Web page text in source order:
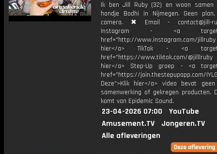
Ik ben Jill Ruby (32) en woon
hondje Bodhi in Nijmegen. Geen
camera. ✖ Email - contact@jill-
Instagram - <a
href="http://www.instagram.com/
hier</a> TikTok - <a
href="https://www.tiktok.com/
hier</a> Step-Up groep - <a
href="https://join.thestepupapp.com/
Deze">Klik hier</a> video bevat
samenwerking of gekregen producten.
komt van Epidemic Sound.
23-04-2026 07:00
YouTube
Amusement.TV
Jongeren.TV
Alle afleveringen